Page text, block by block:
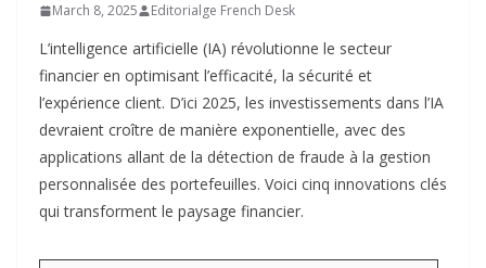
March 8, 2025 Editorialge French Desk
L’intelligence artificielle (IA) révolutionne le secteur
financier en optimisant l’efficacité, la sécurité et
l’expérience client. D’ici 2025, les investissements dans l’IA
devraient croître de manière exponentielle, avec des
applications allant de la détection de fraude à la gestion
personnalisée des portefeuilles. Voici cinq innovations clés
qui transforment le paysage financier.